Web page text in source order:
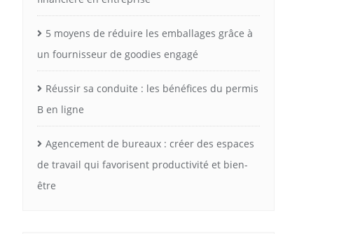
5 moyens de réduire les emballages grâce à
un fournisseur de goodies engagé
Réussir sa conduite : les bénéfices du permis
B en ligne
Agencement de bureaux : créer des espaces
de travail qui favorisent productivité et bien-
être